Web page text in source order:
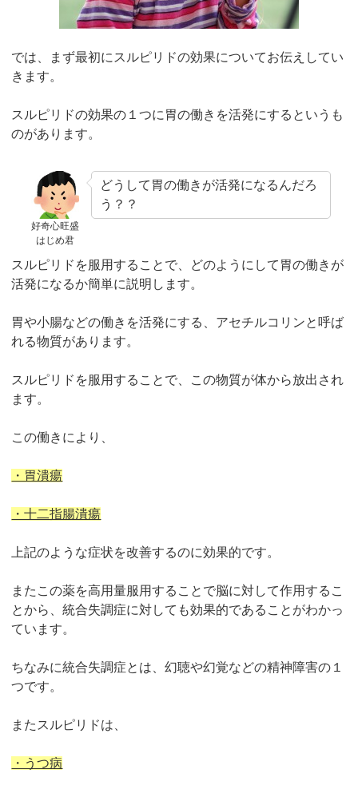
では、まず最初にスルピリドの効果についてお伝えしてい
きます。
スルピリドの効果の１つに胃の働きを活発にするというも
のがあります。
好奇心旺盛
はじめ君
どうして胃の働きが活発になるんだろ
う？？
スルピリドを服用することで、どのようにして胃の働きが
活発になるか簡単に説明します。
胃や小腸などの働きを活発にする、アセチルコリンと呼ば
れる物質があります。
スルピリドを服用することで、この物質が体から放出され
ます。
この働きにより、
・胃潰瘍
・十二指腸潰瘍
上記のような症状を改善するのに効果的です。
またこの薬を高用量服用することで脳に対して作用するこ
とから、統合失調症に対しても効果的であることがわかっ
ています。
ちなみに統合失調症とは、幻聴や幻覚などの精神障害の１
つです。
またスルピリドは、
・うつ病